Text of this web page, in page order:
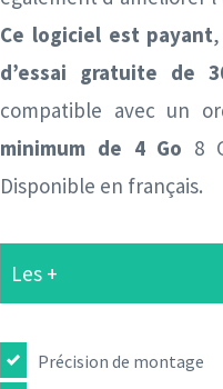
Ce logiciel est payant
d’essai gratuite de
compatible avec un
minimum de 4 Go 8
Disponible en français.
Les +
Précision de montage